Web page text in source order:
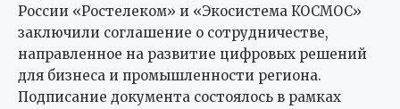
России «Ростелеком» и «Экосистема КОСМОС»
заключили соглашение о сотрудничестве,
направленное на развитие цифровых решений
для бизнеса и промышленности региона.
Подписание документа состоялось в рамках